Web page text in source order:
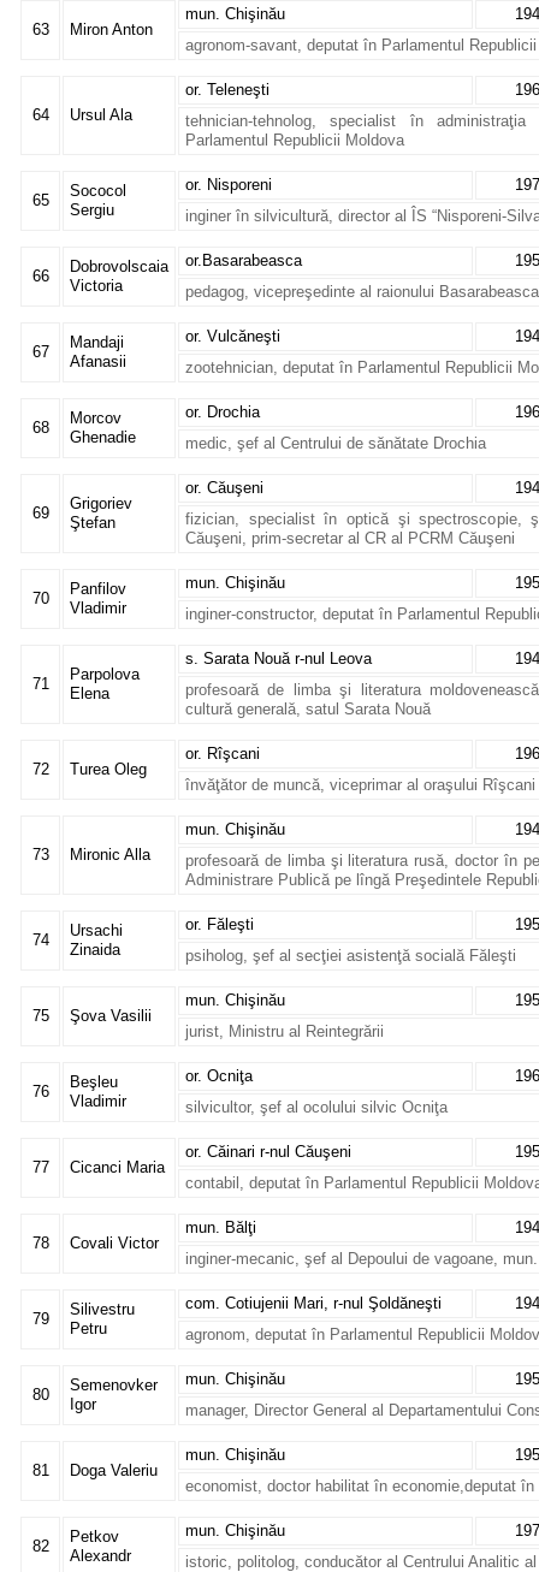
63 Miron Anton
mun. Chişinău
agronom-savant, deputat în Parlamentul
64 Ursul Ala
or. Teleneşti
tehnician-tehnolog, specialist în
Parlamentul Republicii Moldova
65
Sococol
Sergiu
or. Nisporeni
inginer în silvicultură, director al ÎS “Nisporeni-
66
Dobrovolscaia
Victoria
or.Basarabeasca
pedagog, vicepreşedinte al raionului Basarabeasca
67
Mandaji
Afanasii
or. Vulcăneşti
zootehnician, deputat în Parlamentul Republicii
68
Morcov
Ghenadie
or. Drochia
medic, şef al Centrului de sănătate Drochia
69
Grigoriev
Ştefan
or. Căuşeni
fizician, specialist în optică şi spectroscopie,
Căuşeni, prim-secretar al CR al PCRM Căuşeni
70
Panfilov
Vladimir
mun. Chişinău
inginer-constructor, deputat în Parlamentul
71
Parpolova
Elena
s. Sarata Nouă r-nul Leova
profesoară de limba şi literatura
cultură generală, satul Sarata Nouă
72 Turea Oleg
or. Rîşcani
învăţător de muncă, viceprimar al oraşului Rîşcani
73 Mironic Alla
mun. Chişinău
profesoară de limba şi literatura rusă, doctor în
Administrare Publică pe lîngă Preşedintele
74
Ursachi
Zinaida
or. Făleşti
psiholog, şef al secţiei asistenţă socială Făleşti
75 Şova Vasilii
mun. Chişinău
jurist, Ministru al Reintegrării
76
Beşleu
Vladimir
or. Ocniţa
silvicultor, şef al ocolului silvic Ocniţa
77 Cicanci Maria
or. Căinari r-nul Căuşeni
contabil, deputat în Parlamentul Republicii
78 Covali Victor
mun. Bălţi
inginer-mecanic, şef al Depoului de vagoane,
79
Silivestru
Petru
com. Cotiujenii Mari, r-nul Şoldăneşti
agronom, deputat în Parlamentul Republicii
80
Semenovker
Igor
mun. Chişinău
manager, Director General al Departamentului
81 Doga Valeriu
mun. Chişinău
economist, doctor habilitat în economie,deputat
82
Petkov
Alexandr
mun. Chişinău
istoric, politolog, conducător al Centrului Analitic